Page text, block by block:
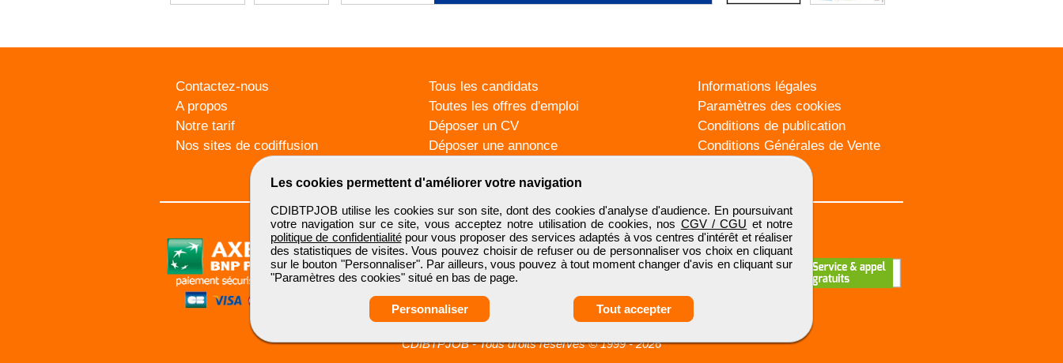
Les cookies permettent d'améliorer votre navigation
CDIBTPJOB utilise les cookies sur son site, dont des cookies d'analyse d'audience. En poursuivant
votre navigation sur ce site, vous acceptez notre utilisation de cookies, nos CGV / CGU et notre
politique de confidentialitépour vous proposer des services adaptés à vos centres d'intérêt et réaliser
des statistiques de visites. Vous pouvez choisir de refuser ou de personnaliser vos choix en cliquant
sur le bouton "Personnaliser". Par ailleurs, vous pouvez à tout moment changer d'avis en cliquant sur
"Paramètres des cookies" situé en bas de page.
Personnaliser Tout accepter
Contactez-nous
A propos
Notre tarif
Nos sites de codiffusion
Tous les candidats
Toutes les offres d'emploi
Déposer un CV
Déposer une annonce
Informations légales
Paramètres des cookies
Conditions de publication
Conditions Générales de Vente
CDIBTPJOB -Tous droits réservés © 1999 - 2026